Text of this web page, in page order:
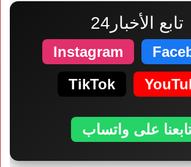
تابع الأخبار24
Instagram
TikTok
على واتساب